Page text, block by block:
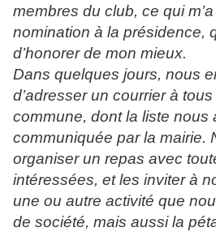
membres du club, ce qui
nomination à la présidence,
d’honorer de mon mieux.
Dans quelques jours, nous
d’adresser un courrier à
commune, dont la liste nous
communiquée par la mairie.
organiser un repas avec
intéressées, et les inviter à
une ou autre activité que
de société, mais aussi la